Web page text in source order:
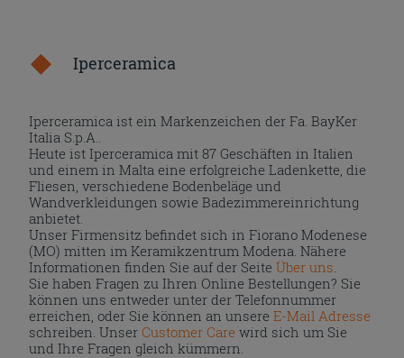
Iperceramica
Iperceramica ist ein Markenzeichen der Fa. BayKer
Italia S.p.A..
Heute ist Iperceramica mit 87 Geschäften in Italien
und einem in Malta eine erfolgreiche Ladenkette, die
Fliesen, verschiedene Bodenbeläge und
Wandverkleidungen sowie Badezimmereinrichtung
anbietet.
Unser Firmensitz befindet sich in Fiorano Modenese
(MO) mitten im Keramikzentrum Modena. Nähere
Informationen finden Sie auf der Seite Über uns
Sie haben Fragen zu Ihren Online Bestellungen? Sie
können uns entweder unter der Telefonnummer
erreichen, oder Sie können an unsereE-Mail Adresse
schreiben. UnserCustomer Care wird sich um Sie
und Ihre Fragen gleich kümmern.